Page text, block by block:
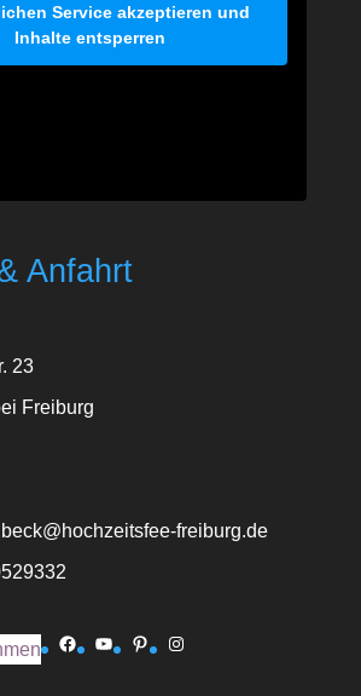
Service akzeptieren und
Inhalte entsperren
Anfahrt
23
Freiburg
freiburg.de
Facebook
YouTube
PinterestInstagram